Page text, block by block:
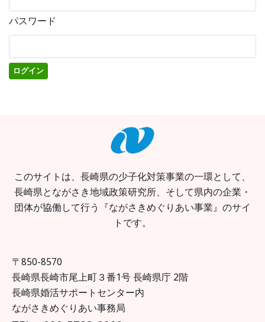
パスワード
このサイトは、長崎県の少子化対策事業の一環として、
長崎県とながさき地域政策研究所、そして県内の企業・
団体が協働して行う『ながさきめぐりあい事業』のサイ
トです。
〒850-8570
長崎県長崎市尾上町３番1号 長崎県庁 2階
長崎県婚活サポートセンター内
ながさきめぐりあい事務局